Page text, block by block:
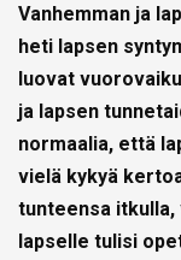
Vanhemman ja
heti lapsen
luovat
ja lapsen
normaalia, että
vielä kykyä
tunteensa itkulla,
lapselle tulisi